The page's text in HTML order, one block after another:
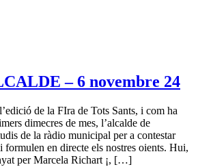
– 6 novembre 24
de la FIra de Tots Sants, i com ha
dimecres de mes, l’alcalde de
de la ràdio municipal per a contestar
formulen en directe els nostres oients. Hui,
per Marcela Richart ¡, […]